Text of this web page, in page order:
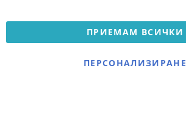
Електронен магазин
разработен и поддържан
ПРИЕМАМ ВСИЧКИ
ПЕРСОНАЛИЗИРАНЕ